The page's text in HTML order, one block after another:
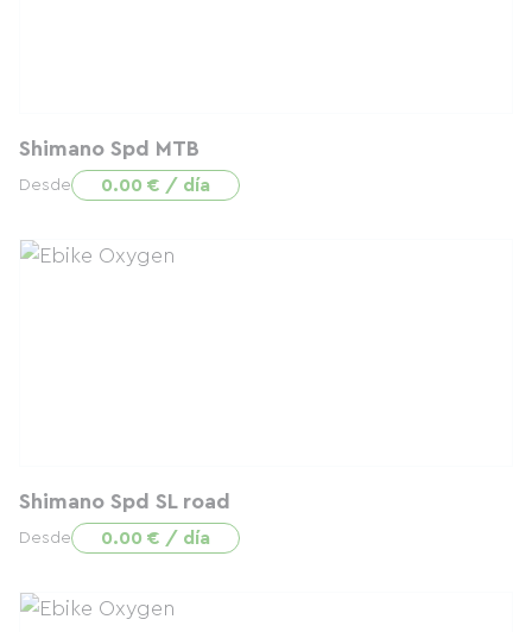
Shimano Spd MTB
Desde 0.00 € / día
Shimano Spd SL road
Desde 0.00 € / día